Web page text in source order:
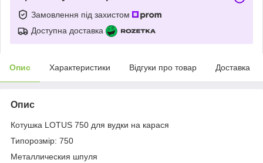
Замовлення під захистом
Доступна доставка
Опис Характеристики Відгуки про товар Доставка
Опис
Котушка LOTUS 750 для вудки на карася
Типорозмір: 750
Металлическия шпуля